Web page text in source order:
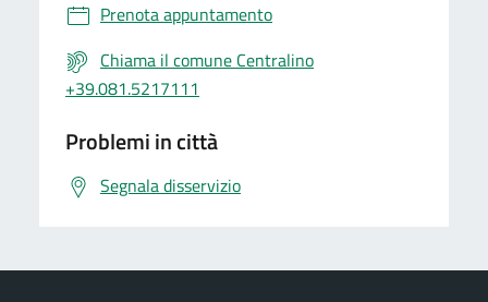
Prenota appuntamento
Chiama il comune Centralino
+39.081.5217111
Problemi in città
Segnala disservizio